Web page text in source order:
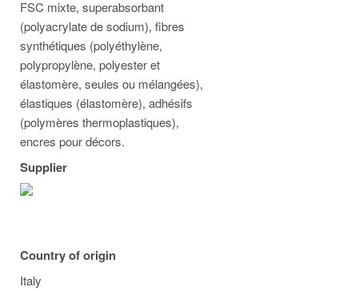
FSC mixte, superabsorbant
(polyacrylate de sodium), fibres
synthétiques (polyéthylène,
polypropylène, polyester et
élastomère, seules ou mélangées),
élastiques (élastomère), adhésifs
(polymères thermoplastiques),
encres pour décors.
Supplier
Country of origin
Italy